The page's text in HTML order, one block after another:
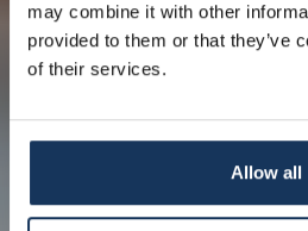
may combine it with other
provided to them or that they’ve
of their services.
Allow all